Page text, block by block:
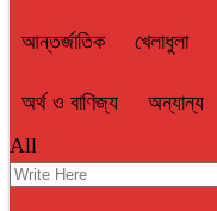
আন্তর্জাতিক খেলাধুলা
অর্থ ও বাণিজ্য অন্যান্য
All